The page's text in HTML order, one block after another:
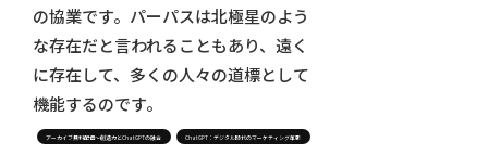
の協業です。パーパスは北極星のよう
な存在だと言われることもあり、遠く
に存在して、多くの人々の道標として
機能するのです。
アーカイブ無料配信～創造力とChatGPTの融合 ChatGPT：デジタル時代のマーケティング革新